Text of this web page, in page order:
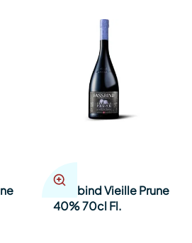
Fassbind Vieille Prune
40% 70cl Fl.